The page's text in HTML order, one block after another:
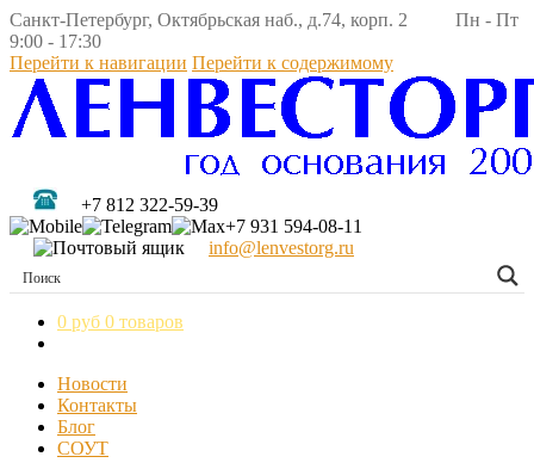
Санкт-Петербург, Октябрьская наб., д.74, корп. 2 Пн - Пт
9:00 - 17:30
Перейти к навигации Перейти к содержимому
+7 812 322-59-39
+7 931 594-08-11
info@lenvestorg.ru
0 руб 0 товаров
Новости
Контакты
Блог
СОУТ